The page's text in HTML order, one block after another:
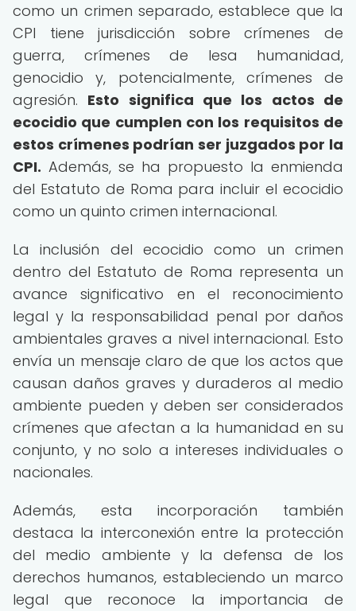
como un crimen separado, establece que la
CPI tiene jurisdicción sobre crímenes de
guerra, crímenes de lesa humanidad,
genocidio y, potencialmente, crímenes de
agresión. Esto significa que los actos de
ecocidio que cumplen con los requisitos de
estos crímenes podrían ser juzgados por la
CPI. Además, se ha propuesto la enmienda
del Estatuto de Roma para incluir el ecocidio
como un quinto crimen internacional.
La inclusión del ecocidio como un crimen
dentro del Estatuto de Roma representa un
avance significativo en el reconocimiento
legal y la responsabilidad penal por daños
ambientales graves a nivel internacional. Esto
envía un mensaje claro de que los actos que
causan daños graves y duraderos al medio
ambiente pueden y deben ser considerados
crímenes que afectan a la humanidad en su
conjunto, y no solo a intereses individuales o
nacionales.
Además, esta incorporación también
destaca la interconexión entre la protección
del medio ambiente y la defensa de los
derechos humanos, estableciendo un marco
legal que reconoce la importancia de